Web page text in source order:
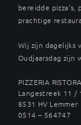
bereidde
prachtige
Wij zijn dagelijks
Oudjaarsdag zijn
PIZZERIA
Langestreek 11 /
8531 HV Lemmer
0514 – 564747